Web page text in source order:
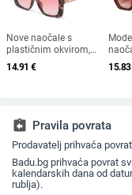
Nove naočale s
plastičnim okvirom,
europski i američki
modni trendovi s
14.91 € 15.83
assignment_return Pravila povrata
Prodavatelj prihvaća
Badu.bg prihvaća povrat
kalendarskih dana od
rublja).